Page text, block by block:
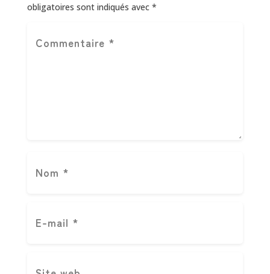
obligatoires sont indiqués avec *